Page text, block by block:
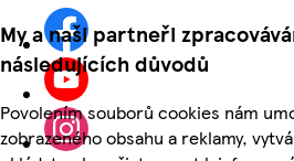
My a naši partneři
následujících důvodů
Povolením souborů cookies nám
zobrazeného obsahu a reklamy,